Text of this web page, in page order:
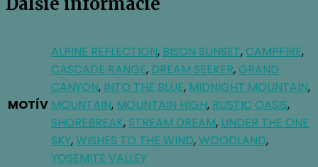
MOTÍV
ALPINE REFLECTION, BISON SUNSET,CAMPFIRE,
CASCADE RANGE, DREAM SEEKER,GRAND
CANYON, INTO THE BLUE, MIDNIGHT MOUNTAIN,
MOUNTAIN, MOUNTAIN HIGH, RUSTIC OASIS,
SHOREBREAK, STREAM DREAM, UNDER THE ONE
SKY,WISHES TO THE WIND,WOODLAND,
YOSEMITE VALLEY